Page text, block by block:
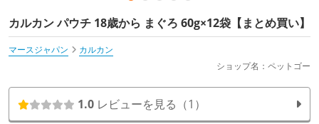
カルカン パウチ 18歳から まぐろ 60g×12袋【まとめ買い】
マースジャパン
カルカン
ショップ名：ペットゴー
1.0 レビューを見る（1）